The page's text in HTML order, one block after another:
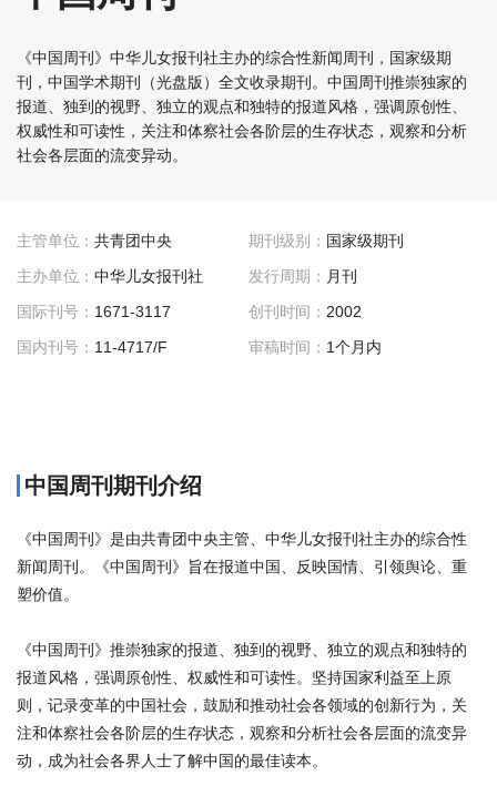
《中国周刊》中华儿女报刊社主办的综合性新闻周刊，国家级期
刊，中国学术期刊（光盘版）全文收录期刊。中国周刊推崇独家的
报道、独到的视野、独立的观点和独特的报道风格，强调原创性、
权威性和可读性，关注和体察社会各阶层的生存状态，观察和分析
社会各层面的流变异动。
主管单位： 共青团中央
主办单位： 中华儿女报刊社
国际刊号： 1671-3117
国内刊号： 11-4717/F
期刊级别： 国家级期刊
发行周期： 月刊
创刊时间： 2002
审稿时间： 1个月内
中国周刊期刊介绍
《中国周刊》是由共青团中央主管、中华儿女报刊社主办的综合性
新闻周刊。《中国周刊》旨在报道中国、反映国情、引领舆论、重
塑价值。
《中国周刊》推崇独家的报道、独到的视野、独立的观点和独特的
报道风格，强调原创性、权威性和可读性。坚持国家利益至上原
则，记录变革的中国社会，鼓励和推动社会各领域的创新行为，关
注和体察社会各阶层的生存状态，观察和分析社会各层面的流变异
动，成为社会各界人士了解中国的最佳读本。